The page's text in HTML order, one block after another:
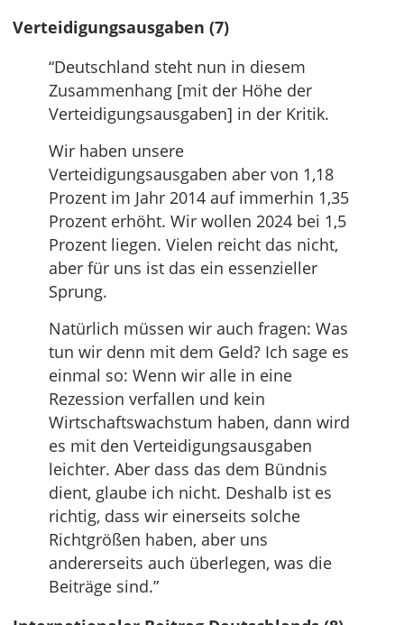
Verteidigungsausgaben (7)
“Deutschland steht nun in diesem
Zusammenhang [mit der Höhe der
Verteidigungsausgaben] in der Kritik.
Wir haben unsere
Verteidigungsausgaben aber von 1,18
Prozent im Jahr 2014 auf immerhin 1,35
Prozent erhöht. Wir wollen 2024 bei 1,5
Prozent liegen. Vielen reicht das nicht,
aber für uns ist das ein essenzieller
Sprung.
Natürlich müssen wir auch fragen: Was
tun wir denn mit dem Geld? Ich sage es
einmal so: Wenn wir alle in eine
Rezession verfallen und kein
Wirtschaftswachstum haben, dann wird
es mit den Verteidigungsausgaben
leichter. Aber dass das dem Bündnis
dient, glaube ich nicht. Deshalb ist es
richtig, dass wir einerseits solche
Richtgrößen haben, aber uns
andererseits auch überlegen, was die
Beiträge sind.”